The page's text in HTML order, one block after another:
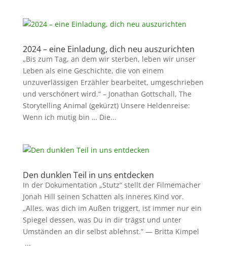
2024 – eine Einladung, dich neu auszurichten
„Bis zum Tag, an dem wir sterben, leben wir unser
Leben als eine Geschichte, die von einem
unzuverlässigen Erzähler bearbeitet, umgeschrieben
und verschönert wird.“ – Jonathan Gottschall, The
Storytelling Animal (gekürzt) Unsere Heldenreise:
Wenn ich mutig bin … Die...
Den dunklen Teil in uns entdecken
In der Dokumentation „Stutz“ stellt der Filmemacher
Jonah Hill seinen Schatten als inneres Kind vor.
„Alles, was dich im Außen triggert, ist immer nur ein
Spiegel dessen, was Du in dir trägst und unter
Umständen an dir selbst ablehnst.” — Britta Kimpel
...